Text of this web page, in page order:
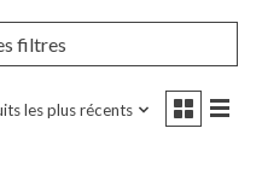
filtres
les plus récents